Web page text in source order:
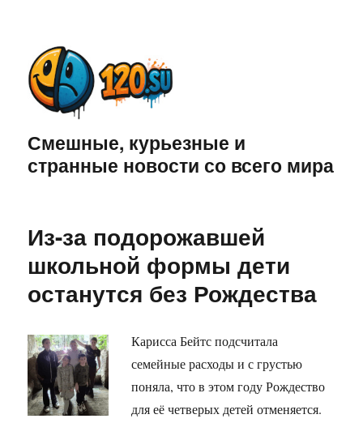
Смешные, курьезные и
странные новости со всего мира
Из-за подорожавшей
школьной формы дети
останутся без Рождества
Карисса Бейтс подсчитала
семейные расходы и с грустью
поняла, что в этом году Рождество
для её четверых детей отменяется.